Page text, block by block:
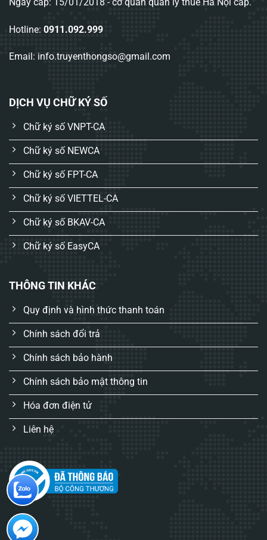
Hotline: 0911.092.999
Email: info.truyenthongso@gmail.com
DỊCH VỤ CHỮ KÝ SỐ
Chữ ký số VNPT-CA
Chữ ký số NEWCA
Chữ ký số FPT-CA
Chữ ký số VIETTEL-CA
Chữ ký số BKAV-CA
Chữ ký số EasyCA
THÔNG TIN KHÁC
Quy định và hình thức thanh toán
Chính sách đổi trả
Chính sách bảo hành
Chính sách bảo mật thông tin
Hóa đơn điện tử
Liên hệ